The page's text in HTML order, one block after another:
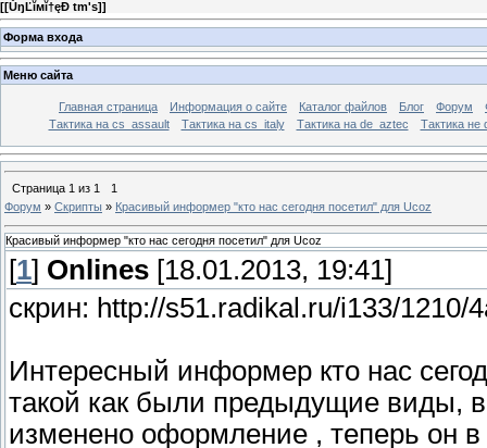
[[ŮŋĽĭмĭ†ęÐ tm's]]
Форма входа
Меню сайта
Главная страница Информация о сайте Каталог файлов Блог Форум
Тактика на сs_assault
Тактика на cs_italy Тактика на de_aztec Тактика не
Страница 1 из 1
1
Форум » Скрипты » Красивый информер "кто нас сегодня посетил" для Ucoz
Красивый информер "кто нас сегодня посетил" для Ucoz
[1] Onlines [18.01.2013, 19:41]
скрин: http://s51.radikal.ru/i133/1210/
Интересный информер кто нас
такой как были предыдущие виды, в
изменено оформление , теперь он